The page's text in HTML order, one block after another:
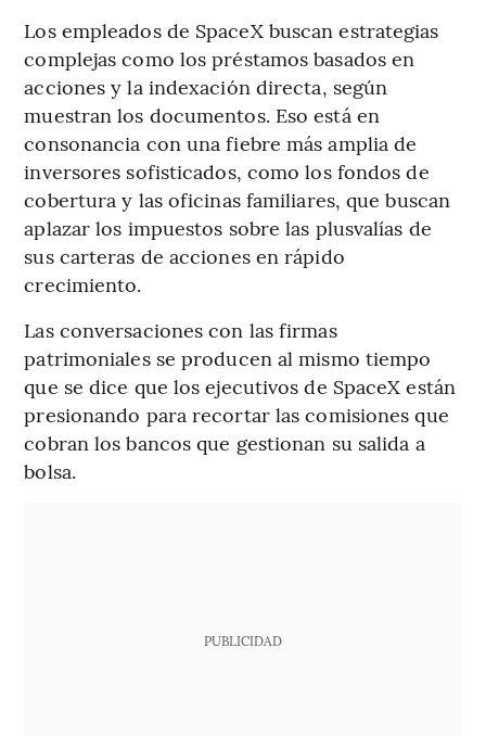
Los empleados de SpaceX buscan estrategias
complejas como los préstamos basados en
acciones y la indexación directa, según
muestran los documentos. Eso está en
consonancia con una fiebre más amplia de
inversores sofisticados, como los fondos de
cobertura y las oficinas familiares, que buscan
aplazar los impuestos sobre las plusvalías de
sus carteras de acciones en rápido
crecimiento.
Las conversaciones con las firmas
patrimoniales se producen al mismo tiempo
que se dice que los ejecutivos de SpaceX están
presionando para recortar las comisiones que
cobran los bancos que gestionan su salida a
bolsa.
PUBLICIDAD